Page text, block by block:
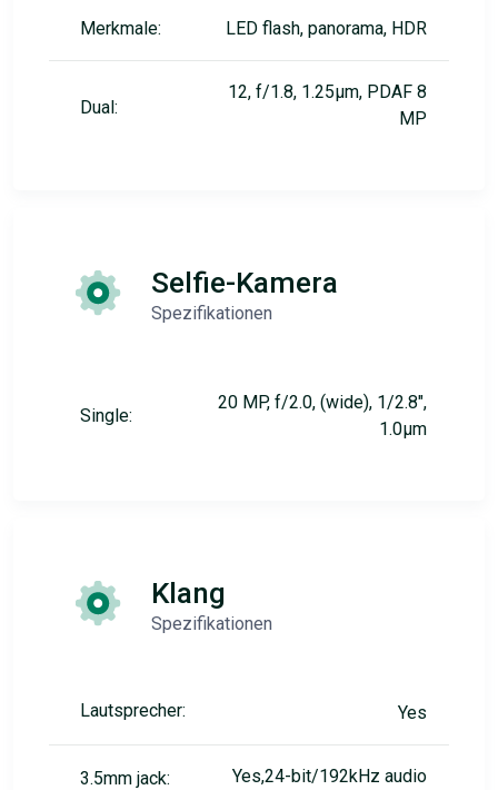
Merkmale: LED flash, panorama, HDR
Dual:
12, f/1.8, 1.25µm, PDAF 8
MP
Selfie-Kamera
Spezifikationen
Single:
20 MP, f/2.0, (wide), 1/2.8",
1.0µm
Klang
Spezifikationen
Lautsprecher: Yes
3.5mm jack: Yes,24-bit/192kHz audio